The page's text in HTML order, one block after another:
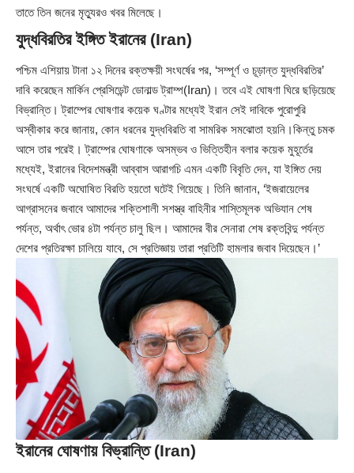
তাতে তিন জনের মৃত্যুরও খবর মিলেছে।
যুদ্ধবিরতির ইঙ্গিত ইরানের (Iran)
পশ্চিম এশিয়ায় টানা ১২ দিনের রক্তক্ষয়ী সংঘর্ষের পর, ‘সম্পূর্ণ ও চূড়ান্ত যুদ্ধবিরতির’
দাবি করেছেন মার্কিন প্রেসিডেন্ট ডোনাল্ড ট্রাম্প(Iran)। তবে এই ঘোষণা ঘিরে ছড়িয়েছে
বিভ্রান্তি। ট্রাম্পের ঘোষণার কয়েক ঘণ্টার মধ্যেই ইরান সেই দাবিকে পুরোপুরি
অস্বীকার করে জানায়, কোন ধরনের যুদ্ধবিরতি বা সামরিক সমঝোতা হয়নি।কিন্তু চমক
আসে তার পরেই। ট্রাম্পের ঘোষণাকে অসম্ভব ও ভিত্তিহীন বলার কয়েক মুহূর্তের
মধ্যেই, ইরানের বিদেশমন্ত্রী আব্বাস আরাগচি এমন একটি বিবৃতি দেন, যা ইঙ্গিত দেয়
সংঘর্ষে একটি অঘোষিত বিরতি হয়তো ঘটেই গিয়েছে। তিনি জানান, ‘ইজরায়েলের
আগ্রাসনের জবাবে আমাদের শক্তিশালী সশস্ত্র বাহিনীর শাস্তিমূলক অভিযান শেষ
পর্যন্ত, অর্থাৎ ভোর ৪টা পর্যন্ত চালু ছিল। আমাদের বীর সেনারা শেষ রক্তবিন্দু পর্যন্ত
দেশের প্রতিরক্ষা চালিয়ে যাবে, সে প্রতিজ্ঞায় তারা প্রতিটি হামলার জবাব দিয়েছেন।’
ইরানের ঘোষণায় বিভ্রান্তি (Iran)